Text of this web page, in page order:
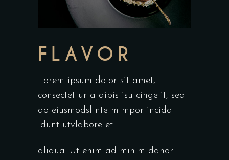
FLAVOR
Lorem ipsum dolor sit amet,
consectet urta dipis isu cingelit, sed
do eiusmodsl ntetm mpor incida
idunt utvlabore eti.
aliqua. Ut enim ad minim danor